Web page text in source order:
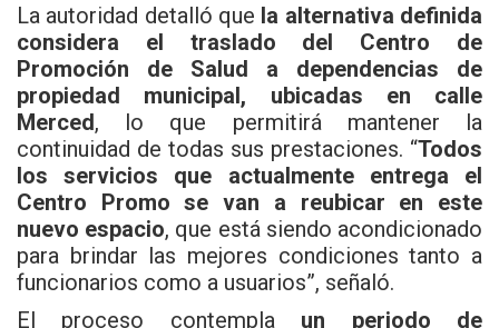
La autoridad detalló que la alternativa definida
considera el traslado del Centro de
Promoción de Salud a dependencias de
propiedad municipal, ubicadas en calle
Merced, lo que permitirá mantener la
continuidad de todas sus prestaciones. “Todos
los servicios que actualmente entrega el
Centro Promo se van a reubicar en este
nuevo espacio, que está siendo acondicionado
para brindar las mejores condiciones tanto a
funcionarios como a usuarios”, señaló.
El proceso contempla un periodo de